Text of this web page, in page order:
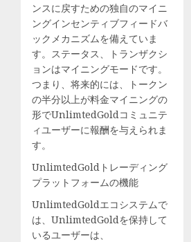
ンスに戻すための独自のマイニ
ングインセンティブフィードバ
ックメカニズムを備えていま
す。ステータス、トランザクシ
ョンはマイニングモードです。
つまり、将来的には、トークン
の半分以上が料金マイニングの
形でUnlimtedGoldコミュニテ
ィユーザーに報酬を与えられま
す。
UnlimtedGoldトレーディング
プラットフォームの機能
UnlimtedGoldエコシステムで
は、UnlimtedGoldを保持して
いるユーザーは、